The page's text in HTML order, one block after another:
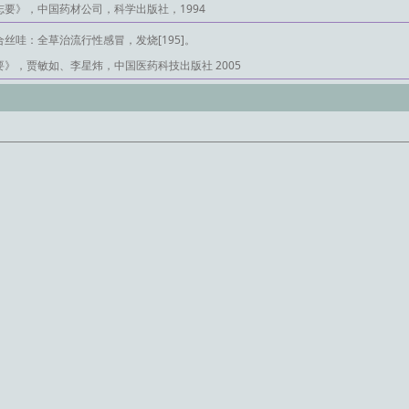
要》，中国药材公司，科学出版社，1994
哇：全草治流行性感冒，发烧[195]。
，贾敏如、李星炜，中国医药科技出版社 2005